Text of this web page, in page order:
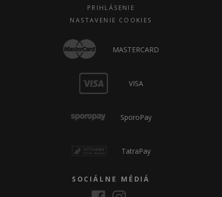
PRIHLÁSENIE
NASTAVENIE COOKIES
MASTERCARD
VISA
SporoPay
TatraPay
SOCIÁLNE MÉDIÁ